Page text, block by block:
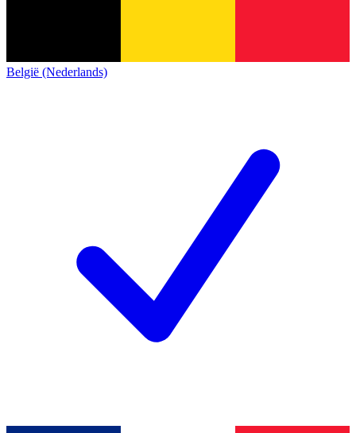
België (Nederlands)